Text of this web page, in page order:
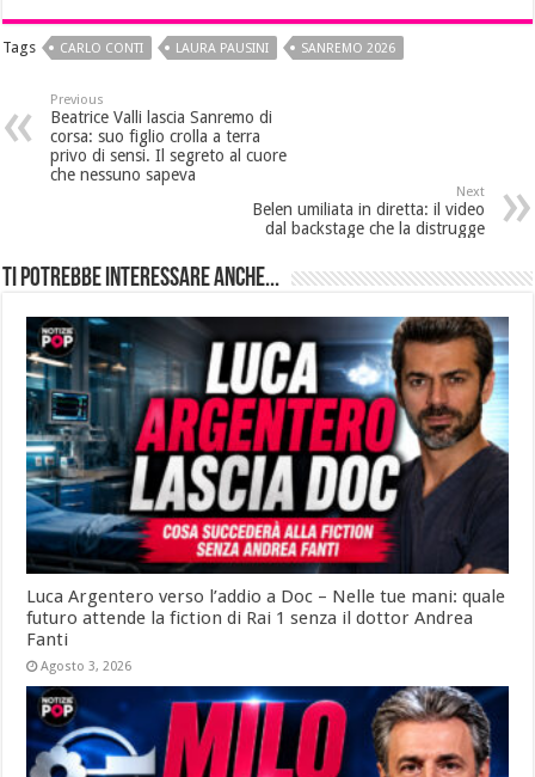
Tags CARLO CONTI LAURA PAUSINI SANREMO 2026
Previous
Beatrice Valli lascia Sanremo di
corsa: suo figlio crolla a terra
privo di sensi. Il segreto al cuore
che nessuno sapeva
Next
Belen umiliata in diretta: il video
dal backstage che la distrugge
Ti potrebbe interessare anche...
Luca Argentero verso l’addio a Doc – Nelle tue mani: quale
futuro attende la fiction di Rai 1 senza il dottor Andrea
Fanti
Agosto 3, 2026